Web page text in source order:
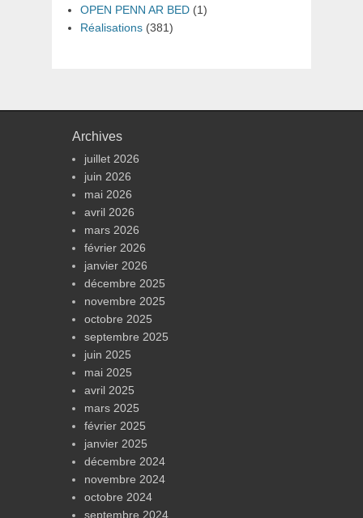
OPEN PENN AR BED (1)
Réalisations (381)
Archives
juillet 2026
juin 2026
mai 2026
avril 2026
mars 2026
février 2026
janvier 2026
décembre 2025
novembre 2025
octobre 2025
septembre 2025
juin 2025
mai 2025
avril 2025
mars 2025
février 2025
janvier 2025
décembre 2024
novembre 2024
octobre 2024
septembre 2024